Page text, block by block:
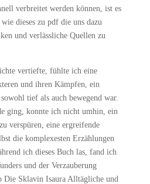
verbreitet werden können, ist es
dieses zu pdf die uns dazu
und verlässliche Quellen zu
vertiefte, fühlte ich eine
und ihren Kämpfen, ein
tief als auch bewegend war.
ging, konnte ich nicht umhin, ein
verspüren, eine ergreifende
die komplexesten Erzählungen
ich dieses Buch las, fand ich
und der Verzauberung
Die Sklavin Isaura Alltägliche und